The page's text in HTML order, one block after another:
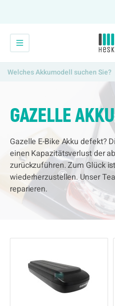
GAZELLE
Gazelle E-Bike Akku defekt?
einen Kapazitätsverlust der
zurückzuführen. Zum Glück
wiederherzustellen. Unser
reparieren.